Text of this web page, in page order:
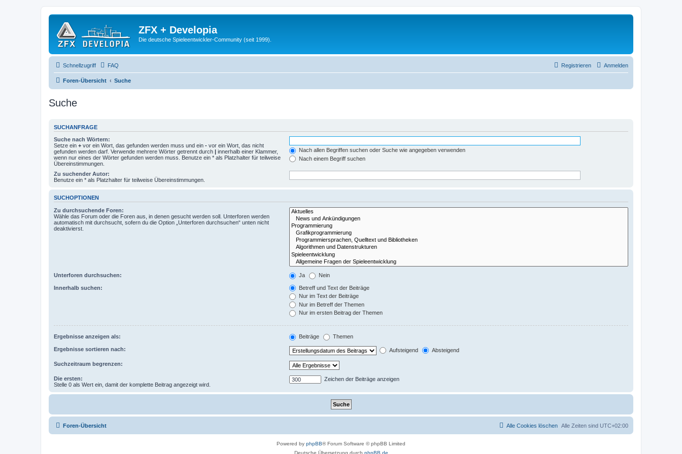
ZFX + Developia
Die deutsche Spieleentwickler-Community (seit 1999).
Schnellzugriff FAQ Anmelden
Registrieren
Foren-Übersicht Suche
Suche
SUCHANFRAGE
Suche nach Wörtern:
Setze ein + vor ein Wort, das gefunden werden muss und ein - vor ein Wort, das nicht
gefunden werden darf. Verwende mehrere Wörter getrennt durch | innerhalb einer Klammer,
wenn nur eines der Wörter gefunden werden muss. Benutze ein * als Platzhalter für teilweise
Übereinstimmungen.
Nach allen Begriffen suchen oder Suche wie angegeben verwenden
Nach einem Begriff suchen
Zu suchender Autor:
Benutze ein * als Platzhalter für teilweise Übereinstimmungen.
SUCHOPTIONEN
Zu durchsuchende Foren:
Wähle das Forum oder die Foren aus, in denen gesucht werden soll. Unterforen werden
automatisch mit durchsucht, sofern du die Option „Unterforen durchsuchen“ unten nicht
deaktivierst.
Unterforen durchsuchen: Ja Nein
Innerhalb suchen:
Betreff und Text der Beiträge
Nur im Text der Beiträge
Nur im Betreff der Themen
Nur im ersten Beitrag der Themen
Ergebnisse anzeigen als: Beiträge Themen
Ergebnisse sortieren nach: Aufsteigend Absteigend
Suchzeitraum begrenzen:
Die ersten:
Stelle 0 als Wert ein, damit der komplette Beitrag angezeigt wird.
Zeichen der Beiträge anzeigen
Foren-Übersicht Alle Zeiten sind UTC+02:00
Alle Cookies löschen
Powered by phpBB® Forum Software © phpBB Limited
Deutsche Übersetzung durch phpBB.de